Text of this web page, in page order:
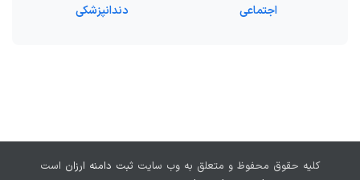
اجتماعی
دندانپزشکی
کلیه حقوق محفوظ و متعلق به وب سایت ثبت دامنه ارزان است